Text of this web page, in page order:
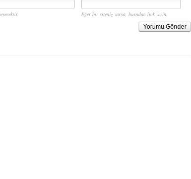
Eğer bir siteniz varsa, buradan link verin.
Yorumu Gönder